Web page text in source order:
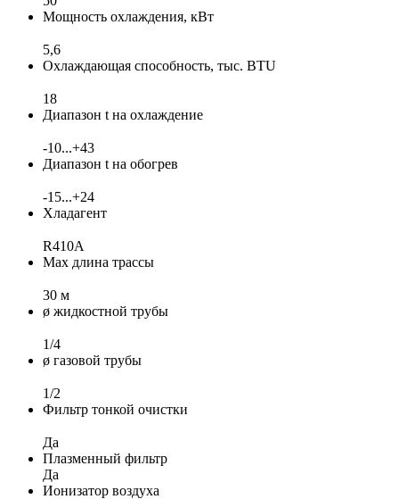
Мощность охлаждения, кВт
5,6
Охлаждающая способность, тыс. BTU
18
Диапазон t на охлаждение
-10...+43
Диапазон t на обогрев
-15...+24
Хладагент
R410A
Max длина трассы
30 м
ø жидкостной трубы
1/4
ø газовой трубы
1/2
Фильтр тонкой очистки
Да
Плазменный фильтр
Да
Ионизатор воздуха